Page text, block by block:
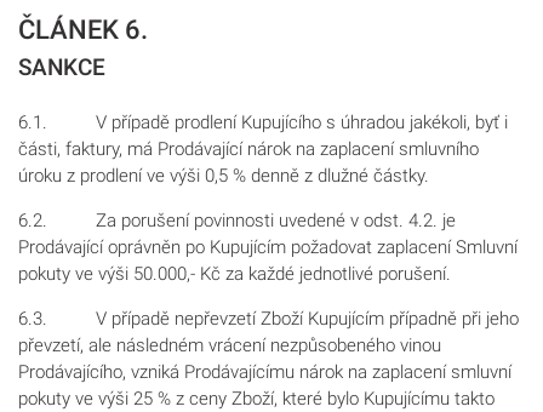
ČLÁNEK 6.
SANKCE
6.1. V případě prodlení Kupujícího s úhradou jakékoli, byť i
části, faktury, má Prodávající nárok na zaplacení smluvního
úroku z prodlení ve výši 0,5 % denně z dlužné částky.
6.2. Za porušení povinnosti uvedené v odst. 4.2. je
Prodávající oprávněn po Kupujícím požadovat zaplacení Smluvní
pokuty ve výši 50.000,- Kč za každé jednotlivé porušení.
6.3. V případě nepřevzetí Zboží Kupujícím případně při jeho
převzetí, ale následném vrácení nezpůsobeného vinou
Prodávajícího, vzniká Prodávajícímu nárok na zaplacení smluvní
pokuty ve výši 25 % z ceny Zboží, které bylo Kupujícímu takto